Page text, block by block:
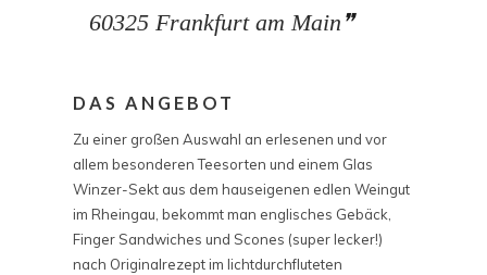
60325 Frankfurt am Main
DAS ANGEBOT
Zu einer großen Auswahl an erlesenen und vor
allem besonderen Teesorten und einem Glas
Winzer-Sekt aus dem hauseigenen edlen Weingut
im Rheingau, bekommt man englisches Gebäck,
Finger Sandwiches und Scones (super lecker!)
nach Originalrezept im lichtdurchfluteten